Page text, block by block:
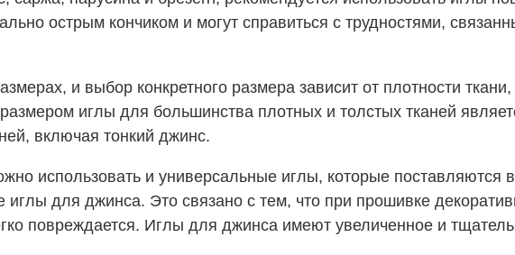
острым кончиком и могут справиться с трудностями,
и выбор конкретного размера зависит от плотности
иглы для большинства плотных и толстых тканей
включая тонкий джинс.
использовать и универсальные иглы, которые поставляются
иглы для джинса. Это связано с тем, что при прошивке
повреждается. Иглы для джинса имеют увеличенное и